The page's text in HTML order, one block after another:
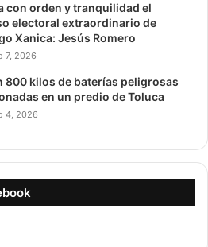
con orden y tranquilidad el
electoral extraordinario de
Xanica: Jesús Romero
7, 2026
800 kilos de baterías peligrosas
en un predio de Toluca
4, 2026